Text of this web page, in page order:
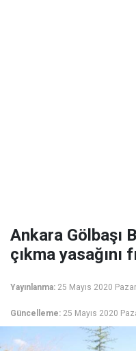
Ankara ​Gölbaşı
çıkma yasağını
Yayınlanma: 25 Mayıs 2020
Güncelleme: 25 Mayıs 2020